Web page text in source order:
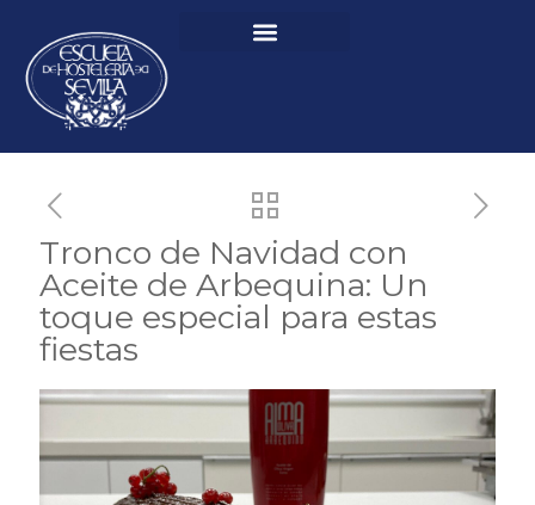
Tronco de Navidad con
Aceite de Arbequina: Un
toque especial para estas
fiestas